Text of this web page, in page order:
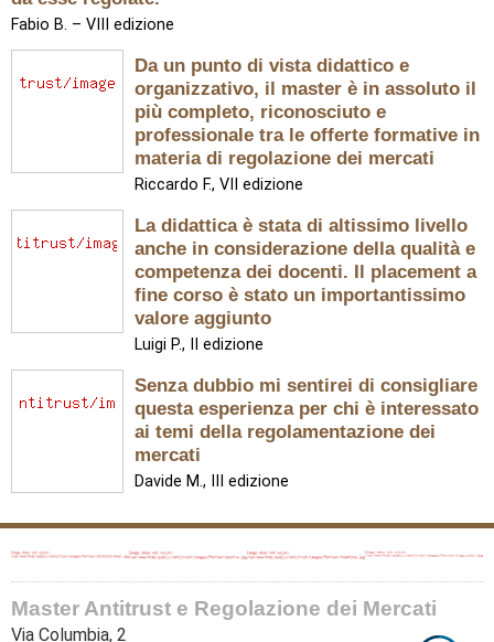
Fabio B. – VIII edizione
Da un punto di vista didattico e
organizzativo, il master è in assoluto il
più completo, riconosciuto e
professionale tra le offerte formative in
materia di regolazione dei mercati
Riccardo F., VII edizione
La didattica è stata di altissimo livello
anche in considerazione della qualità e
competenza dei docenti. Il placement a
fine corso è stato un importantissimo
valore aggiunto
Luigi P., II edizione
Senza dubbio mi sentirei di consigliare
questa esperienza per chi è interessato
ai temi della regolamentazione dei
mercati
Davide M., III edizione
Master Antitrust e Regolazione dei Mercati
Via Columbia, 2